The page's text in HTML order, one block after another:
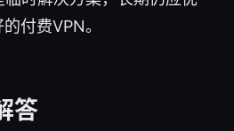
付费VPN。
答